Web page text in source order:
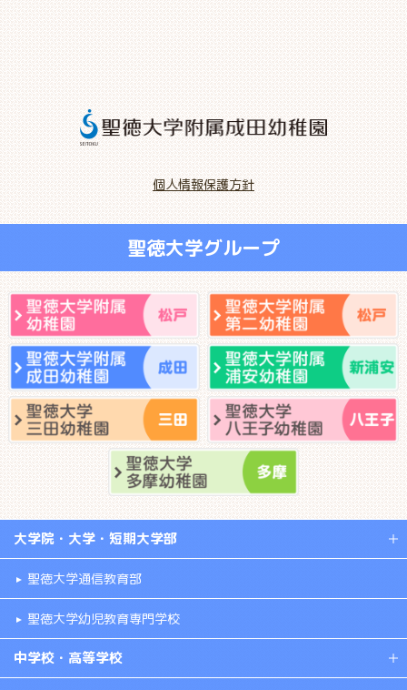
聖徳大学グループ
大学院・大学・短期大学部
聖徳大学通信教育部
聖徳大学幼児教育専門学校
中学校・高等学校
個人情報保護方針